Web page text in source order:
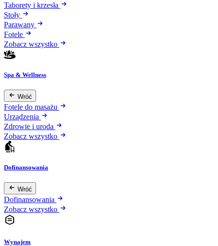
Taborety i krzesła
Stoły
Parawany
Fotele
Zobacz wszystko
Spa & Wellness
Wróć
Fotele do masażu
Urządzenia
Zdrowie i uroda
Zobacz wszystko
Dofinansowania
Wróć
Dofinansowania
Zobacz wszystko
Wynajem